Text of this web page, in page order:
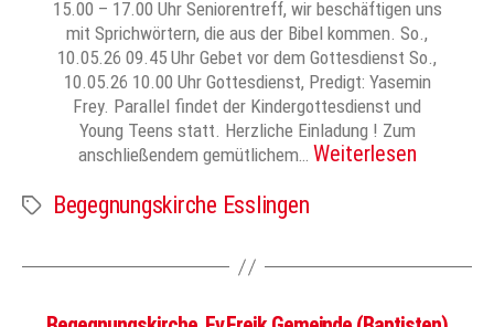
15.00 – 17.00 Uhr Seniorentreff, wir beschäftigen uns
mit Sprichwörtern, die aus der Bibel kommen. So.,
10.05.26 09.45 Uhr Gebet vor dem Gottesdienst So.,
10.05.26 10.00 Uhr Gottesdienst, Predigt: Yasemin
Frey. Parallel findet der Kindergottesdienst und
Young Teens statt. Herzliche Einladung ! Zum
anschließendem gemütlichem… Weiterlesen
Schlagwörter
Begegnungskirche Esslingen